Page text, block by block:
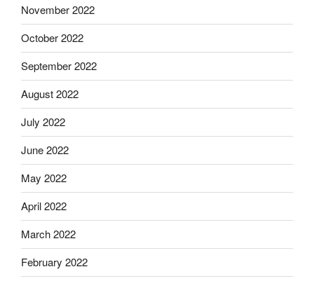
November 2022
October 2022
September 2022
August 2022
July 2022
June 2022
May 2022
April 2022
March 2022
February 2022